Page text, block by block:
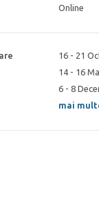
Online
16 - 21
14 - 16
6 - 8
mai